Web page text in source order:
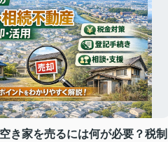
き家を売るには何が必要？税制